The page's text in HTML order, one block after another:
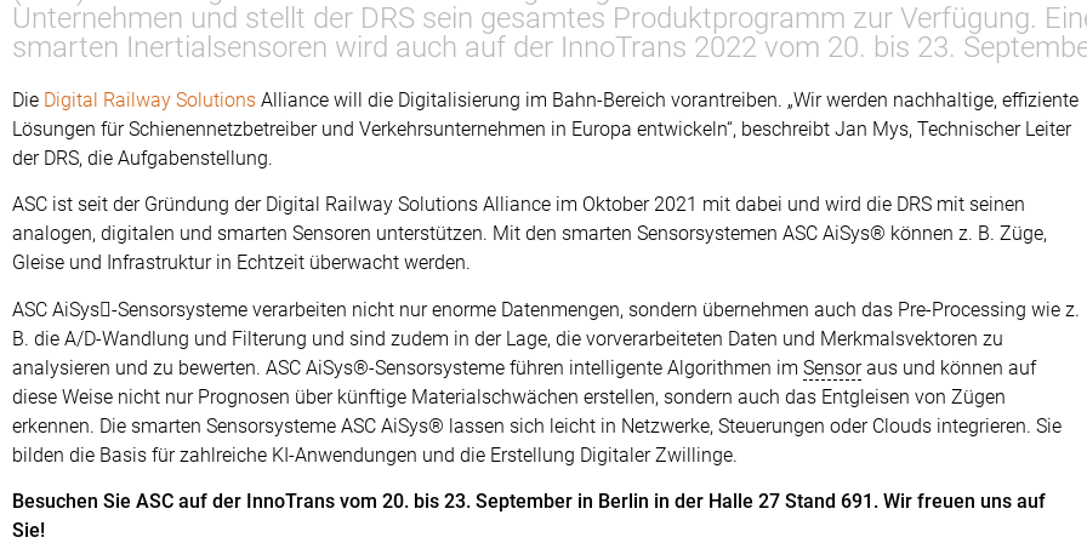
Unternehmen und stellt der DRS sein gesamtes Produktprogramm zur Verfügung.
smarten Inertialsensoren wird auch auf der InnoTrans 2022 vom 20. bis 23.
Die Digital Railway Solutions Alliance will die Digitalisierung im Bahn-Bereich vorantreiben. „Wir werden nachhaltige, effiziente
Lösungen für Schienennetzbetreiber und Verkehrsunternehmen in Europa entwickeln“, beschreibt Jan Mys, Technischer Leiter
der DRS, die Aufgabenstellung.
ASC ist seit der Gründung der Digital Railway Solutions Alliance im Oktober 2021 mit dabei und wird die DRS mit seinen
analogen, digitalen und smarten Sensoren unterstützen. Mit den smarten Sensorsystemen ASC AiSys® können z. B. Züge,
Gleise und Infrastruktur in Echtzeit überwacht werden.
ASC AiSys-Sensorsysteme verarbeiten nicht nur enorme Datenmengen, sondern übernehmen auch das Pre-Processing wie z.
B. die A/D-Wandlung und Filterung und sind zudem in der Lage, die vorverarbeiteten Daten und Merkmalsvektoren zu
analysieren und zu bewerten. ASC AiSys®-Sensorsysteme führen intelligente Algorithmen im Sensoraus und können auf
diese Weise nicht nur Prognosen über künftige Materialschwächen erstellen, sondern auch das Entgleisen von Zügen
erkennen. Die smarten Sensorsysteme ASC AiSys® lassen sich leicht in Netzwerke, Steuerungen oder Clouds integrieren. Sie
bilden die Basis für zahlreiche KI-Anwendungen und die Erstellung Digitaler Zwillinge.
Besuchen Sie ASC auf der InnoTrans vom 20. bis 23. September in Berlin in der Halle 27 Stand 691. Wir freuen uns auf
Sie!